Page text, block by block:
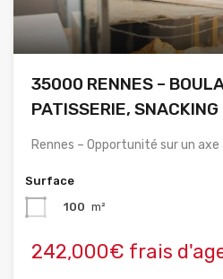
35000 RENNES –
PATISSERIE, SNACKING
Rennes – Opportunité sur un
Surface
100 m²
242,000€ frais